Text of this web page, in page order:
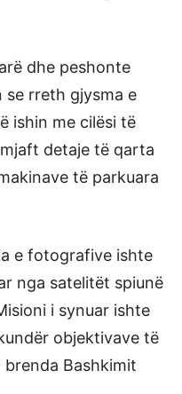
dhe peshonte
rreth gjysma e
ishin me cilësi të
detaje të qarta
të parkuara
e fotografive ishte
nga satelitët spiunë
i synuar ishte
objektivave të
brenda Bashkimit